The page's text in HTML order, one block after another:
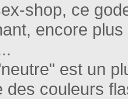
shop, ce
encore
est un
des couleurs